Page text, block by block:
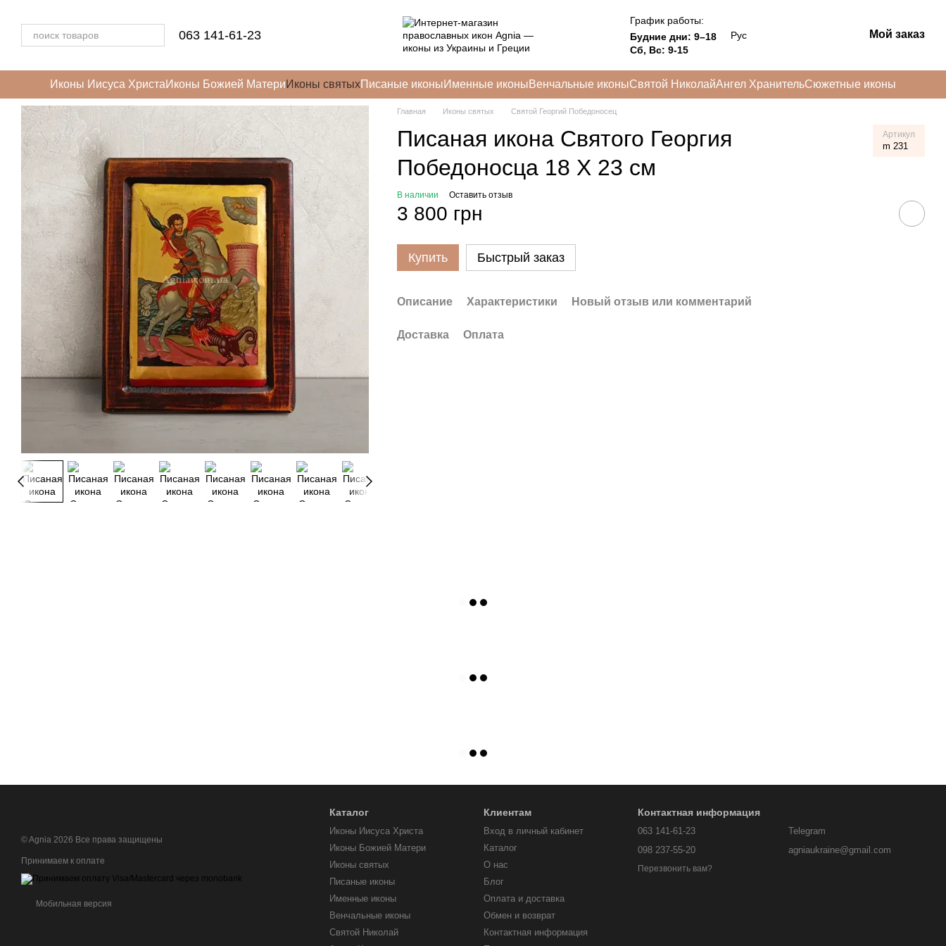
063 141-61-23
График работы:
Будние дни: 9–18
Сб, Вс: 9-15
Рус Мой заказ
Иконы Иисуса ХристаИконы Божией МатериИконы святыхПисаные иконыИменные иконыВенчальные иконыСвятой НиколайАнгел ХранительСюжетные иконы
Главная Иконы святых Святой Георгий Победоносец
Писаная икона Святого Георгия
Победоносца 18 Х 23 см
Артикул
m 231
В наличии Оставить отзыв
3 800 грн
Купить Быстрый заказ
Описание Характеристики Новый отзыв или комментарий
Доставка Оплата
© Agnia 2026 Все права защищены
Принимаем к оплате
Мобильная версия
Каталог
Иконы Иисуса Христа
Иконы Божией Матери
Иконы святых
Писаные иконы
Именные иконы
Венчальные иконы
Святой Николай
Клиентам
Вход в личный кабинет
Каталог
О нас
Блог
Оплата и доставка
Обмен и возврат
Контактная информация
Контактная информация
063 141-61-23
098 237-55-20
Перезвонить вам?
Telegram
agniaukraine@gmail.com